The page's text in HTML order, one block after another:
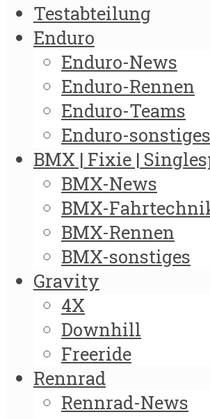
Testabteilung
Enduro
Enduro-News
Enduro-Rennen
Enduro-Teams
Enduro-sonstiges
BMX | Fixie |
BMX-News
BMX-
BMX-Rennen
BMX-sonstiges
Gravity
4X
Downhill
Freeride
Rennrad
Rennrad-News